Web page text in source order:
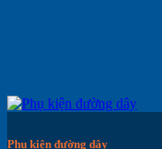
Phụ kiện đường dây